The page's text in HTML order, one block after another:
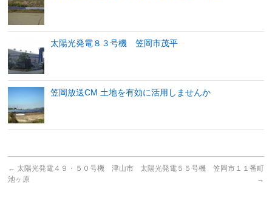
太陽光発電８３号機 笠岡市茂平
笠岡放送CM 土地を有効に活用しませんか
← 太陽光発電４９・５０号機 津山市
池ヶ原
太陽光発電５５号機 笠岡市１１番町
→